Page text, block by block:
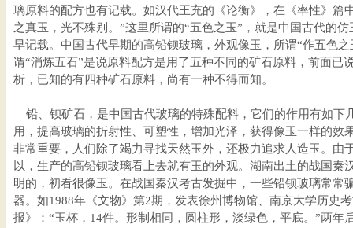
璃原料的配方也有记载。如汉代王充的《论衡》，在《率性》篇
之真玉，光不殊别。”这里所谓的“五色之玉”，就是中国古代的
早记载。中国古代早期的高铅钡玻璃，外观像玉，所谓“作五色
谓“消炼五石”是说原料配方是用了五种不同的矿石原料，前面已
析，已知的有四种矿石原料，尚有一种不得而知。
铅、钡矿石，是中国古代玻璃的特殊配料，它们的作用有如下
用，提高玻璃的折射性、可塑性，增加光泽，获得像玉一样的效
非常重要，人们除了竭力寻找天然玉外，还极力追求人造玉。由
以，生产的高铅钡玻璃看上去就有玉的外观。湖南出土的战国秦
明的，初看很像玉。在战国秦汉考古发掘中，一些铅钡玻璃常常
器。如1988年《文物》第2期，发表徐州博物馆、南京大学历史
报》：“玉杯，14件。形制相同，圆柱形，淡绿色，平底。”两年